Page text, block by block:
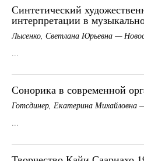
Синтетический
интерпретации в
Лысенко, Светлана Юрьевна —
...
Сонорика в современной
Готсдинер, Екатерина Михайловна
...